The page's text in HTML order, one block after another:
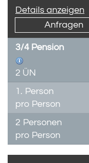
Details anzeigen
Anfragen
3/4 Pension
2 ÜN
1. Person
pro Person
2 Personen
pro Person